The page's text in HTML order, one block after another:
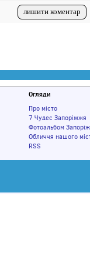
Огляди
Про місто
7 Чудес Запоріжжя
Фотоальбом
Обличчя нашого
RSS